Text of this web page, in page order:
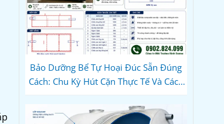
Bảo Dưỡng Bể Tự Hoại Đúc Sẵn Đúng
Cách: Chu Kỳ Hút Cặn Thực Tế Và Cách